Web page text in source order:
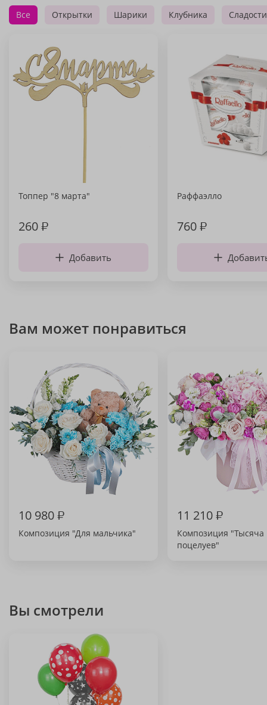
Все Открытки Шарики Клубника Сладости
Топпер "8 марта"
260₽
Добавить
Раффаэлло
760₽
Вам может понравиться
10 980₽
Композиция "Для мальчика"
11 210₽
Композиция "Тысяча
поцелуев"
Вы смотрели